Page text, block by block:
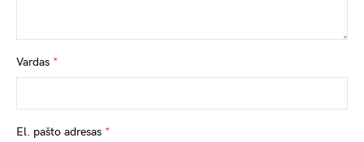
Vardas *
El. pašto adresas *